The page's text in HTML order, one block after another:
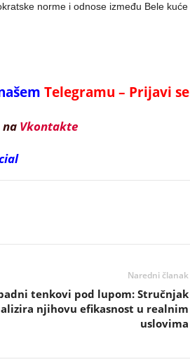
norme i odnose između Belе kuće
Telegramu – Prijavi se
na Vkontakte
Naredni članak
tenkovi pod lupom: Stručnjak
njihovu efikasnost u realnim
uslovima